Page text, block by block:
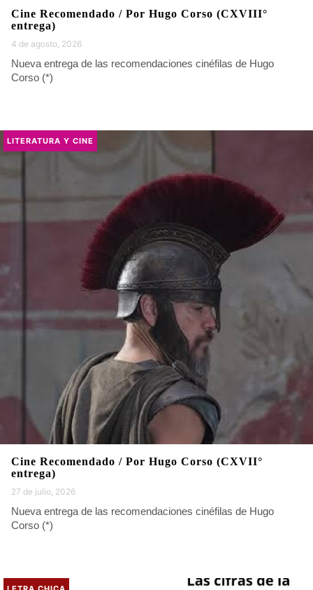
Cine Recomendado / Por Hugo Corso (CXVIII°
entrega)
4 de agosto, 2026
Nueva entrega de las recomendaciones cinéfilas de Hugo
Corso (*)
LITERATURA Y CINE
Cine Recomendado / Por Hugo Corso (CXVII°
entrega)
27 de julio, 2026
Nueva entrega de las recomendaciones cinéfilas de Hugo
Corso (*)